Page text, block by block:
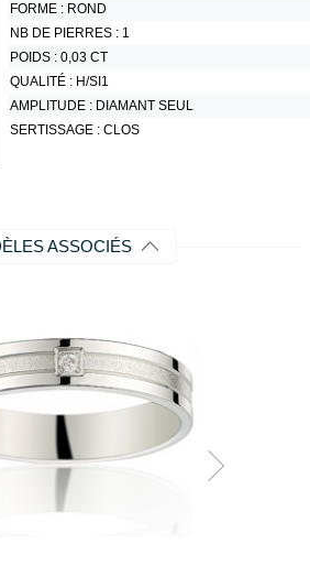
FORME : ROND
NB DE PIERRES : 1
POIDS :0,03 CT
QUALITÉ : H/SI1
AMPLITUDE : DIAMANT SEUL
SERTISSAGE :CLOS
ASSOCIÉS